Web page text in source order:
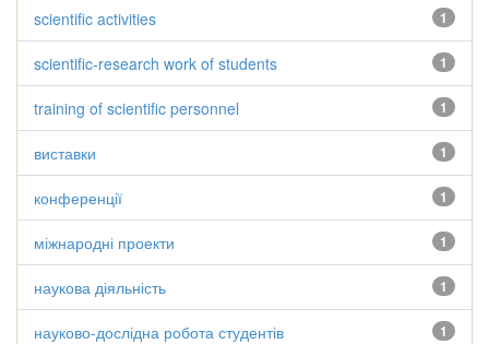
1
scientific activities
1
scientific-research work of students
1
training of scientific personnel
1
виставки
1
конференції
1
міжнародні проекти
1
наукова діяльність
1
науково-дослідна робота студентів